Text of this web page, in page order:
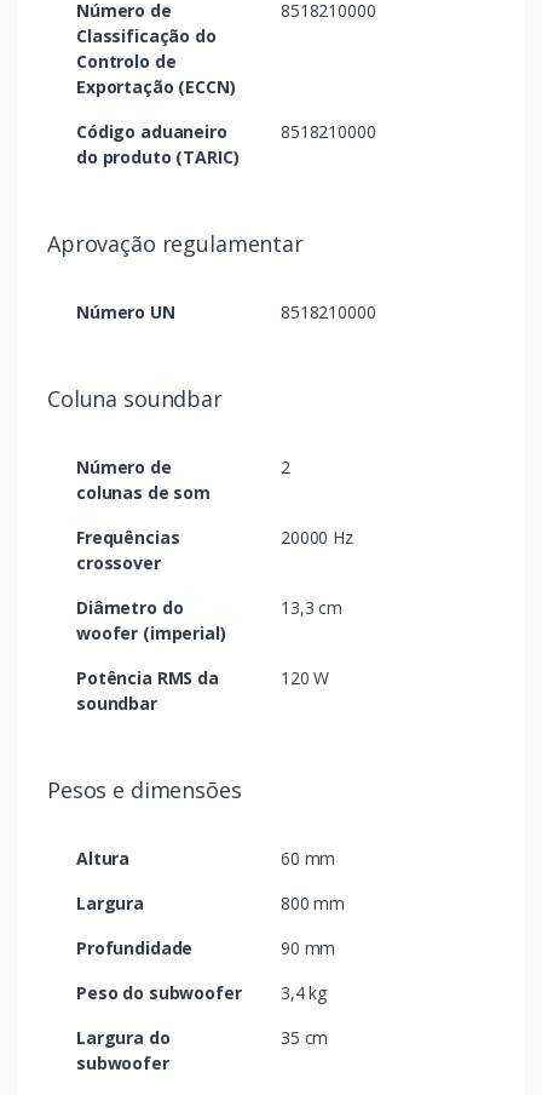
Número de
Classificação do
Controlo de
Exportação (ECCN)
8518210000
Código aduaneiro
do produto (TARIC)
8518210000
Aprovação regulamentar
Número UN 8518210000
Coluna soundbar
Número de
colunas de som
2
Frequências
crossover
20000 Hz
Diâmetro do
woofer (imperial)
13,3 cm
Potência RMS da
soundbar
120 W
Pesos e dimensões
Altura
60 mm
Largura
800 mm
Profundidade
90 mm
Peso do subwoofer
3,4 kg
Largura do
subwoofer
35 cm